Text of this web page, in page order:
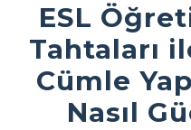
ESL
Tahtaları
Cümle
Nasıl